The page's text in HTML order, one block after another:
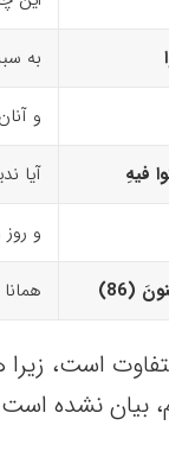
به
و
فیهِ آیا
و
(86)‏
است،
بیان نشده